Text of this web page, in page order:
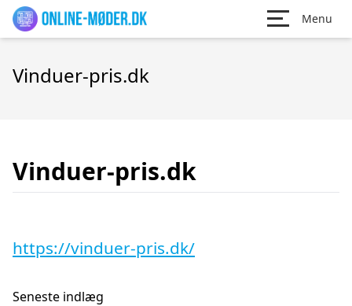
Menu
Vinduer-pris.dk
Vinduer-pris.dk
https://vinduer-pris.dk/
Seneste indlæg